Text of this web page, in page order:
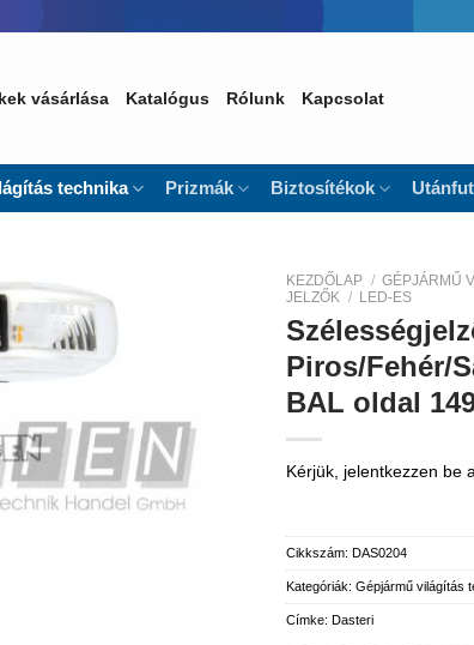
vásárlása Katalógus Rólunk Kapcsolat
technika Prizmák Biztosítékok
KEZDŐLAP / GÉPJÁRMŰ
JELZŐK / LED-ES
Piros/Fehér/
BAL oldal
Kérjük, jelentkezzen be
Cikkszám: DAS0204
Kategóriák: Gépjármű világítás
Címke: Dasteri